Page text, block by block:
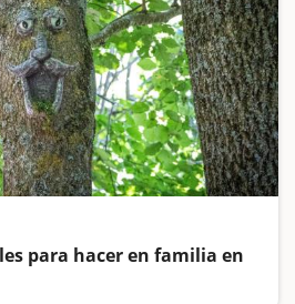
para hacer en familia en